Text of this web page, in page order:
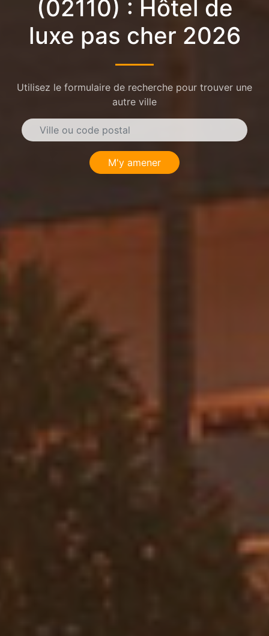
(02110) : Hôtel de
luxe pas cher 2026
Utilisez le formulaire de recherche pour trouver une
autre ville
M'y amener